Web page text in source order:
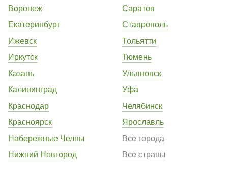
Воронеж
Екатеринбург
Ижевск
Иркутск
Казань
Калининград
Краснодар
Красноярск
Набережные Челны
Нижний Новгород
Саратов
Ставрополь
Тольятти
Тюмень
Ульяновск
Уфа
Челябинск
Ярославль
Все города
Все страны